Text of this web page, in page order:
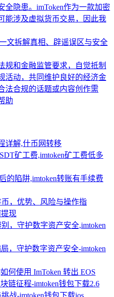
全隐患。imToken作为一款加密
能涉及虚拟货币交易，因此我
文拆解真相、辟谣误区与安全
规和金融监管要求，自觉抵制
活动，共同维护良好的经济金
法合规的话题或内容创作需
助
详解,什币网转移
矿工费,imtoken矿工费低多
的陷阱,imtoken转账有手续费
，优势、风险与操作指
现
，守护数字资产安全,imtoken
，守护数字资产安全-imtoken
何使用 ImToken 转出 EOS
链征程-imtoken钱包下载2.6